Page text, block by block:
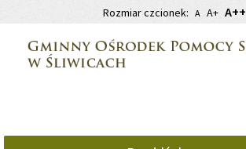
głównej
wyszukiwarki
Rozmiar czcionek: A A+ A++